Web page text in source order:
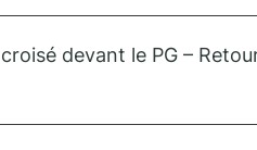
devant le PG –